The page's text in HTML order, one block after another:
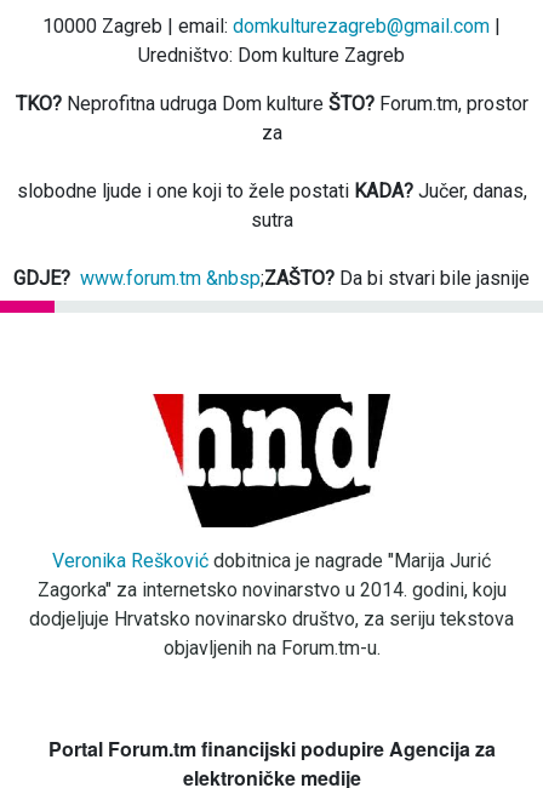
10000 Zagreb | email: domkulturezagreb@gmail.com
Uredništvo: Dom kulture Zagreb
TKO?Neprofitna udruga Dom kulture ŠTO?Forum.tm, prostor
za
slobodne ljude i one koji to žele postati KADA?Jučer, danas,
sutra
GDJE? www.forum.tm &nbsp;ZAŠTO? Da bi stvari bile jasnije
Veronika Rešković dobitnica je nagrade "Marija Jurić
Zagorka" za internetsko novinarstvo u 2014. godini, koju
dodjeljuje Hrvatsko novinarsko društvo, za seriju tekstova
objavljenih na Forum.tm-u.
Portal Forum.tm financijski podupire Agencija za
elektroničke medije